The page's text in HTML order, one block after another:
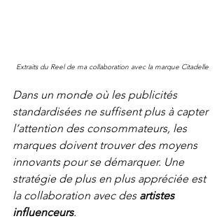
Extraits du Reel de ma collaboration avec la marque Citadelle
Dans un monde où les publicités
standardisées ne suffisent plus à capter
l’attention des consommateurs, les
marques doivent trouver des moyens
innovants pour se démarquer. Une
stratégie de plus en plus appréciée est
la collaboration avec des artistes
influenceurs.